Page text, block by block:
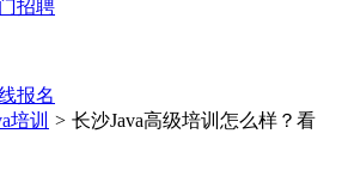
门招聘
报名
培训 > 长沙Java高级培训怎么样？看